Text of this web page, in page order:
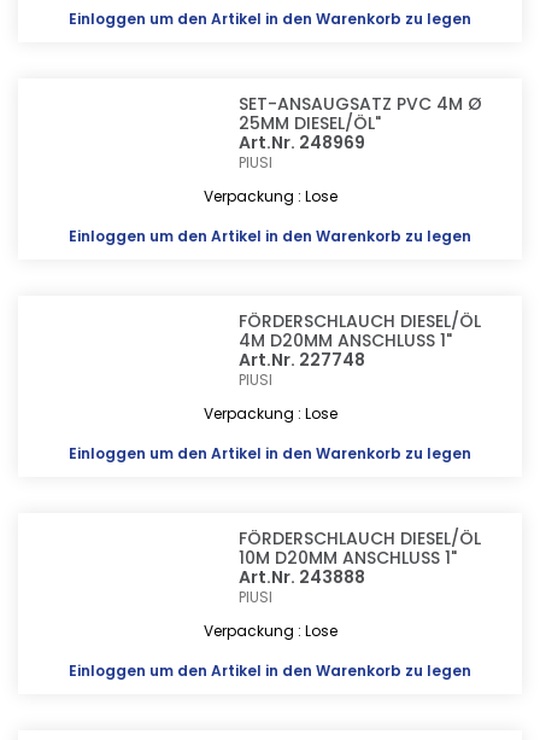
Einloggen um den Artikel in den Warenkorb zu legen
SET-ANSAUGSATZ PVC 4M Ø
25MM DIESEL/ÖL"
Art.Nr. 248969
PIUSI
Verpackung : Lose
Einloggen um den Artikel in den Warenkorb zu legen
FÖRDERSCHLAUCH DIESEL/ÖL
4M D20MM ANSCHLUSS 1"
Art.Nr. 227748
PIUSI
Verpackung : Lose
Einloggen um den Artikel in den Warenkorb zu legen
FÖRDERSCHLAUCH DIESEL/ÖL
10M D20MM ANSCHLUSS 1"
Art.Nr. 243888
PIUSI
Verpackung : Lose
Einloggen um den Artikel in den Warenkorb zu legen